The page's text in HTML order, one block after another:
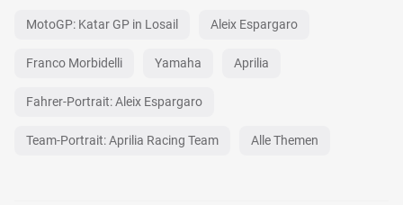
MotoGP: Katar GP in Losail Aleix Espargaro
Franco Morbidelli Yamaha Aprilia
Fahrer-Portrait: Aleix Espargaro
Team-Portrait: Aprilia Racing Team Alle Themen